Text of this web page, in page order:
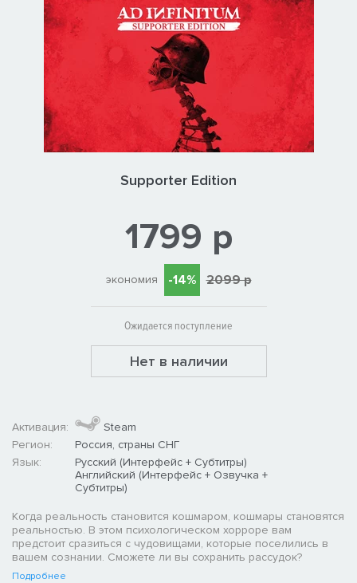
Supporter Edition
1799 р
экономия -14% 2099 р
Ожидается поступление
Нет в наличии
Активация:
Steam
Регион:
Россия, страны СНГ
Язык:
Русский (Интерфейс + Субтитры)
Английский (Интерфейс + Озвучка +
Субтитры)
Когда реальность становится кошмаром, кошмары становятся
реальностью. В этом психологическом хорроре вам
предстоит сразиться с чудовищами, которые поселились в
вашем сознании. Сможете ли вы сохранить рассудок?
Подробнее